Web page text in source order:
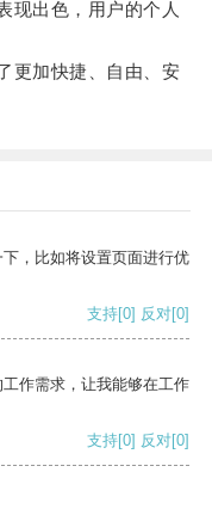
出色，用户的个人
加快捷、自由、安
，比如将设置页面进行优
支持[0] 反对[0]
作需求，让我能够在工作
支持[0] 反对[0]